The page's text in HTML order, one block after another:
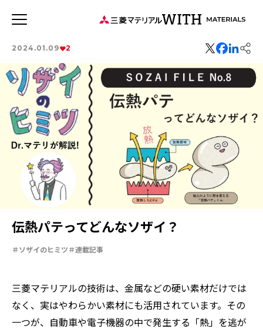
JP
タグから探す
特集：世界のものづくりの力になる
事業
特集：可能性の素材「タングステン」を世界へ
健康経営
特集：循環に価値を。
森とマテリアル
社会をつくる素材の力
三菱マテリアルのある街を訪ねて
ソザイのヒミツ
安全への取り組み
特集：自動車・半導体の進化を担う
特集：地熱発電への挑戦
特集：都市鉱山に挑む
特集：技術の力で未来をつくる
resource circulation
Refined lead
カーボンニュートラル
Electrolytic copper
Carbon neutrality
Our Values
資源循環
リサイクル
2024.01.09 2
伝熱パテってどんなソザイ？
ソザイのヒミツ 連載記事
三菱マテリアルの技術は、金属などの硬い素材だけでは
なく、実はやわらかい素材にも活用されています。その
一つが、自動車や電子機器の中で発生する「熱」を逃が